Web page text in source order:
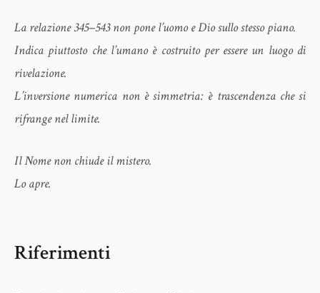
La relazione 345–543 non pone l’uomo e Dio sullo stesso piano.
Indica piuttosto che l’umano è costruito per essere un luogo di
rivelazione.
L’inversione numerica non è simmetria: è trascendenza che si
rifrange nel limite.
Il Nome non chiude il mistero.
Lo apre.
Riferimenti